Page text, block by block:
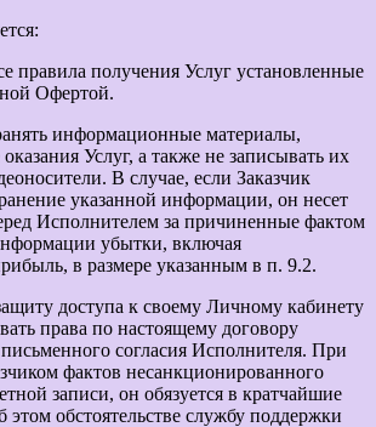
правила получения Услуг установленные
Офертой.
информационные материалы,
Услуг, а также не записывать их
В случае, если Заказчик
указанной информации, он несет
Исполнителем за причиненные фактом
убытки, включая
в размере указанным в п. 9.2.
доступа к своему Личному кабинету
права по настоящему договору
согласия Исполнителя. При
фактов несанкционированного
записи, он обязуется в кратчайшие
этом обстоятельстве службу поддержки